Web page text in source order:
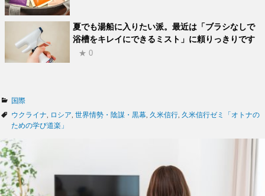
夏でも湯船に入りたい派。最近は「ブラシなしで
浴槽をキレイにできるミスト」に頼りっきりです
★ 0
カ
テ
ゴ
ー
国際
タ
グ
ウクライナ ロシア 世界情勢・陰謀・黒幕 久米信行 久米信行ゼミ「オトナの
ための学び道楽」